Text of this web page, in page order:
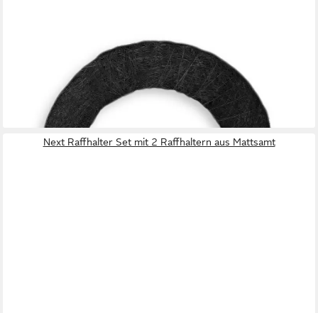
Raffhalter Raffhalter Rund Sisal Gardinenspange Gardinenhalter
Vorhang Wohnzimmer, Gardinen, (1-tlg)
lieferbar - in 6-8 Werktagen bei dir
Next Raffhalter Set mit 2 Raffhaltern aus Mattsamt